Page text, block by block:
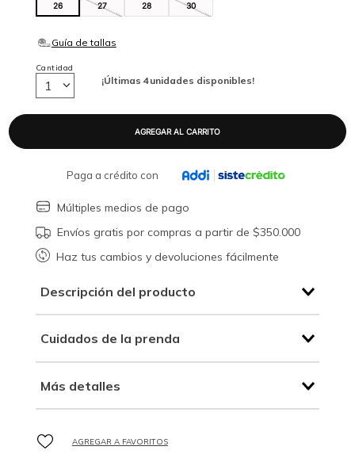
26 27 28 30
¡Últimas 4 unidades disponibles!
Cantidad
1
Paga a crédito con
Múltiples medios de pago
Envíos gratis por compras a partir de $350.000
Haz tus cambios y devoluciones fácilmente
Descripción del producto
Cuidados de la prenda
Más detalles